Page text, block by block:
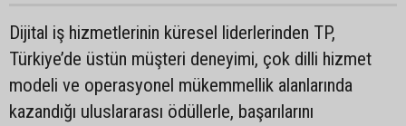
Dijital iş hizmetlerinin küresel liderlerinden TP,
Türkiye’de üstün müşteri deneyimi, çok dilli hizmet
modeli ve operasyonel mükemmellik alanlarında
kazandığı uluslararası ödüllerle, başarılarını